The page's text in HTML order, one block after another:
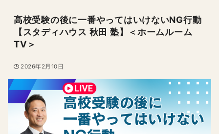
高校受験の後に一番やってはいけないNG行動
【スタディハウス 秋田 塾】＜ホームルーム
TV＞
2026年2月10日